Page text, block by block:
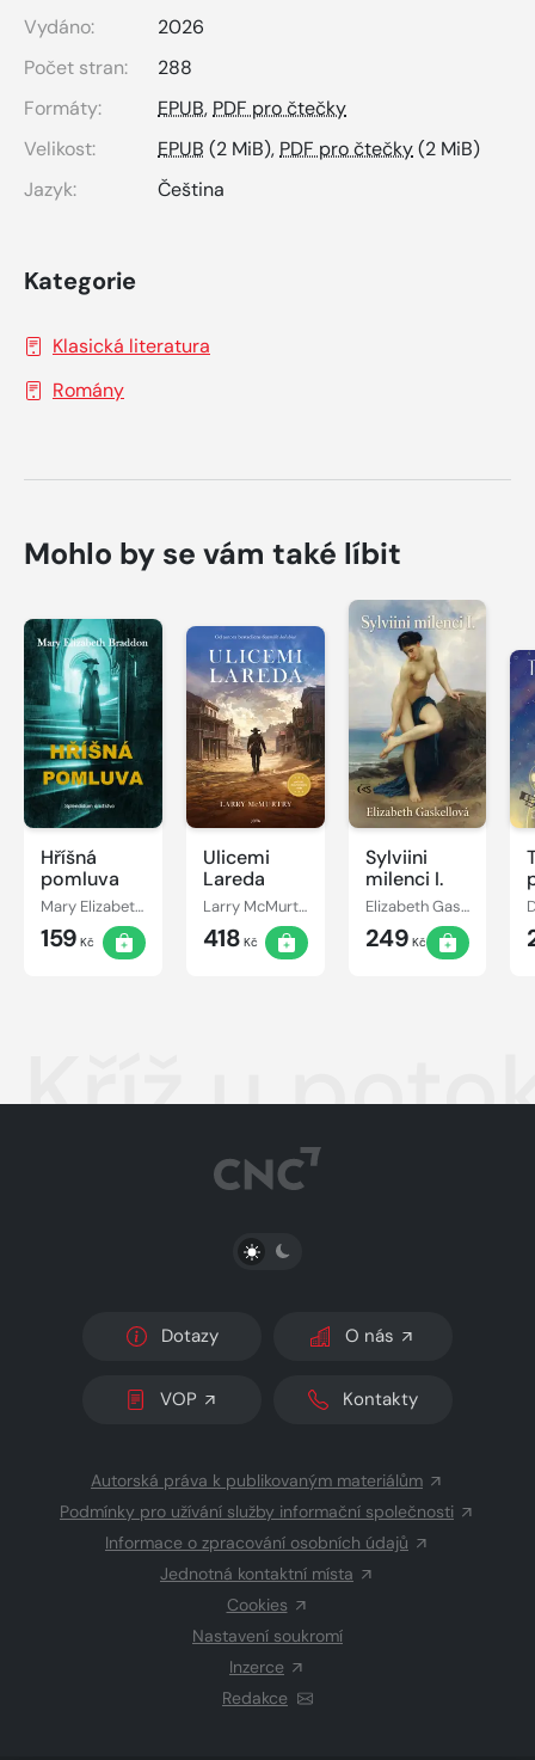
Vydáno:
2026
Počet stran:
288
Formáty:
EPUB, PDF pro čtečky
Velikost:
EPUB (2 MiB), PDF pro čtečky(2 MiB)
Jazyk:
Čeština
Kategorie
Klasická literatura
Romány
Mohlo by se vám také líbit
Hříšná
pomluva
Mary Elizabeth Braddon
159 Kč
Ulicemi
Lareda
Larry McMurtry
418 Kč
Sylviini
milenci I.
Elizabeth Gaskellová
249 Kč
Kříž u
PŘEPNOUT SVĚTLÝ/TMAVÝ REŽIM
Dotazy O nás
VOP Kontakty
Autorská práva k publikovaným materiálům
Podmínky pro užívání služby informační společnosti
Informace o zpracování osobních údajů
Jednotná kontaktní místa
Cookies
Nastavení soukromí
Inzerce
Redakce